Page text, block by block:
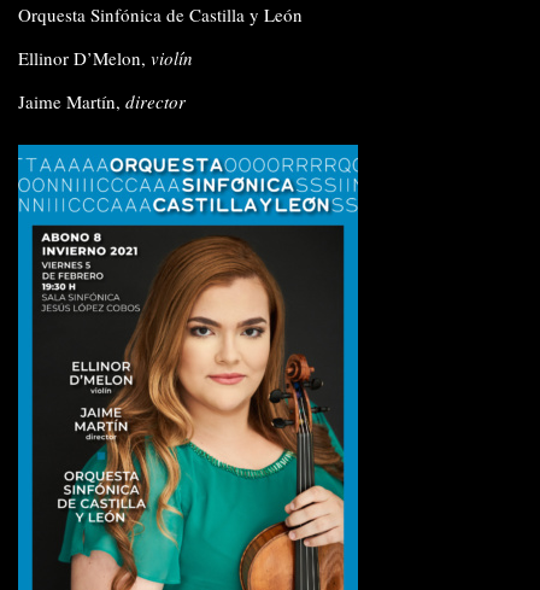
Orquesta Sinfónica de Castilla y León
Ellinor D’Melon, violín
Jaime Martín, director